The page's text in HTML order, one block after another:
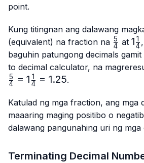
point.
Kung titingnan ang dalawang
(equivalent) na fraction na
{4}
4
5 at 14
1
baguhin patungong decimals
to decimal calculator, na
4
5 = 1 4
1 = 1.25.
Katulad ng mga fraction, ang mga
maaaring maging positibo o
dalawang pangunahing uri ng mga
Terminating Decimal